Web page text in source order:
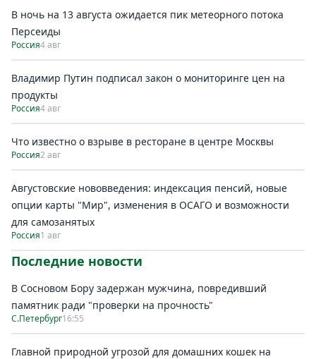
В ночь на 13 августа ожидается пик метеорного потока
Персеиды
Россия4 авг
Владимир Путин подписал закон о мониторинге цен на
продукты
Россия4 авг
Что известно о взрыве в ресторане в центре Москвы
Россия2 авг
Августовские нововведения: индексация пенсий, новые
опции карты "Мир", изменения в ОСАГО и возможности
для самозанятых
Россия1 авг
Последние новости
В Сосновом Бору задержан мужчина, повредивший
памятник ради "проверки на прочность"
С.Петербург16:55
Главной природной угрозой для домашних кошек на